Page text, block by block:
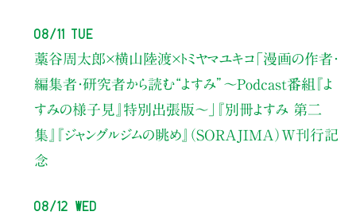
08/11 Tue
藁谷周太郎×横山陸渡×トミヤマユキコ「漫画の作者・
編集者・研究者から読む“よすみ” 〜Podcast番組『よ
すみの様子見』特別出張版〜」
『別冊よすみ 第二
集』『ジャングルジムの眺め』（SORAJIMA）W刊行記
念
08/12 Wed